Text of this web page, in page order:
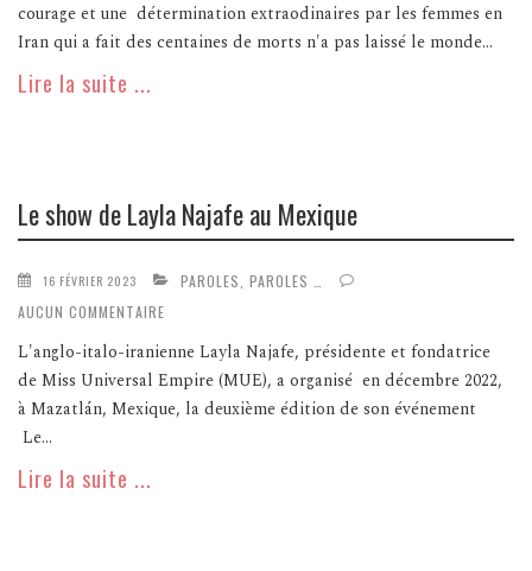
courage et une détermination extraodinaires par les femmes en
Iran qui a fait des centaines de morts n'a pas laissé le monde...
Lire la suite ...
Le show de Layla Najafe au Mexique
16 FÉVRIER 2023
PAROLES, PAROLES …
AUCUN COMMENTAIRE
L'anglo-italo-iranienne Layla Najafe, présidente et fondatrice
de Miss Universal Empire (MUE), a organisé en décembre 2022,
à Mazatlán, Mexique, la deuxième édition de son événement
Le...
Lire la suite ...